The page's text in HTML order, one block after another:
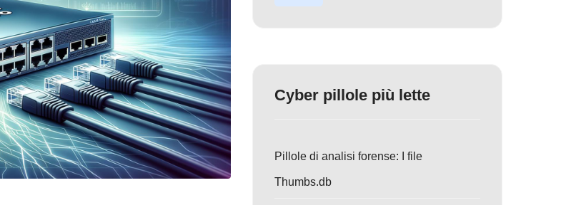
Cyber pillole più lette
Pillole di analisi forense: I file
Thumbs.db